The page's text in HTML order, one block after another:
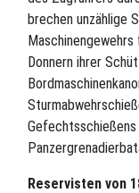
brechen unzählige
Donnern ihrer
Reservisten von